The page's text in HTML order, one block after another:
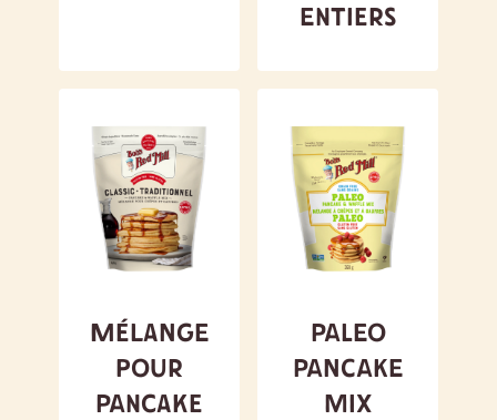
entiers
Mélange
pour
pancake
Paleo
Pancake
Mix